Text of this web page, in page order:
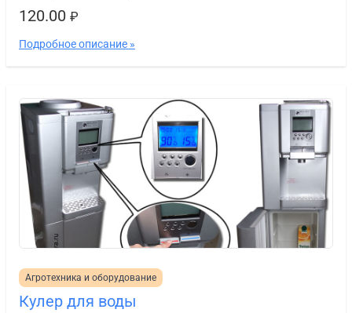
120.00 ₽
Подробное описание »
Агротехника и оборудование
Кулер для воды